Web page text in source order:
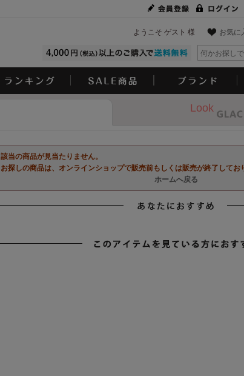
お気に
ようこそ ゲスト 様
Look
該当の商品が見当たりません。
お探しの商品は、オンラインショップで販売前もしくは販売が終了してお
ホームへ戻る